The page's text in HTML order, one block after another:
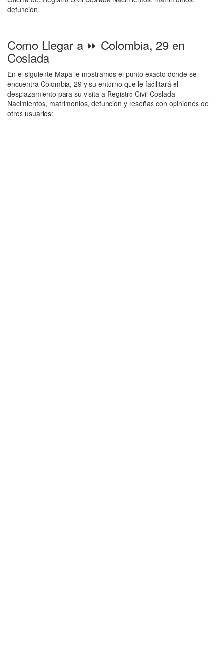
defunción
Como Llegar a ⏩ Colombia, 29 en
Coslada
En el siguiente Mapa le mostramos el punto exacto donde se
encuentra Colombia, 29 y su entorno que le facilitará el
desplazamiento para su visita a Registro Civil Coslada
Nacimientos, matrimonios, defunción y reseñas con opiniones de
otros usuarios: